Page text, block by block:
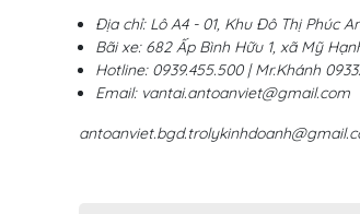
Địa chỉ: Lô A4 - 01, Khu Đô Thị Phúc
Bãi xe: 682 Ấp Bình Hữu 1, xã Mỹ
Hotline: 0939.455.500 | Mr.Khánh
Email: vantai.antoanviet@gmail.com